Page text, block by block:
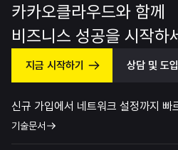
카카오클라우드와 함께
비즈니스 성공을 시작하
지금 시작하기 상담 및 도
신규 가입에서 네트워크 설정까지 빠
기술문서